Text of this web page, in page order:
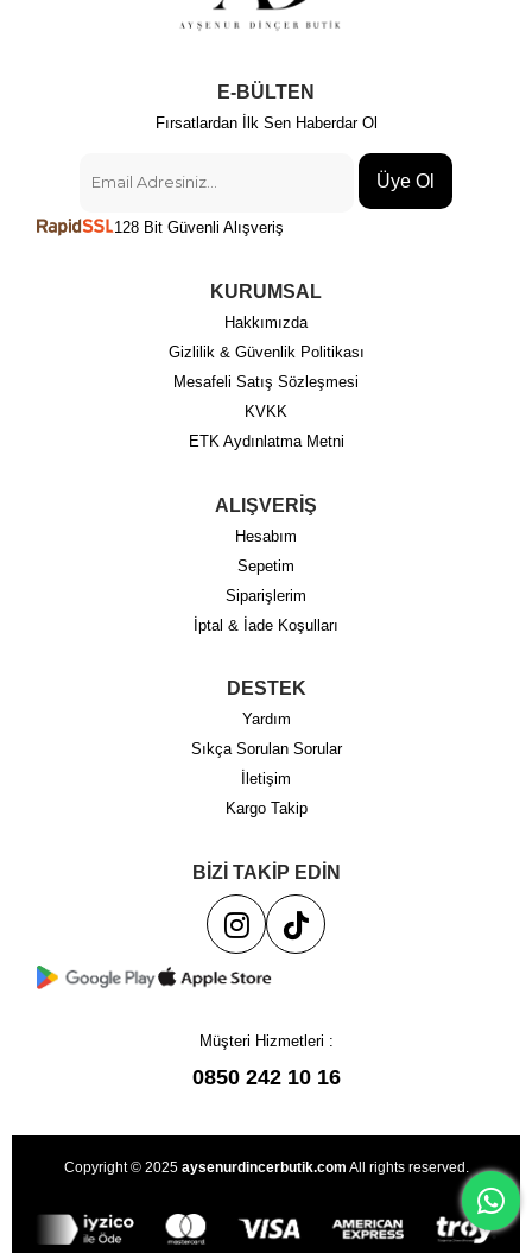
E-BÜLTEN
Fırsatlardan İlk Sen Haberdar Ol
Üye Ol
128 Bit Güvenli Alışveriş
KURUMSAL
Hakkımızda
Gizlilik & Güvenlik Politikası
Mesafeli Satış Sözleşmesi
KVKK
ETK Aydınlatma Metni
ALIŞVERİŞ
Hesabım
Sepetim
Siparişlerim
İptal & İade Koşulları
DESTEK
Yardım
Sıkça Sorulan Sorular
İletişim
Kargo Takip
BİZİ TAKİP EDİN
Müşteri Hizmetleri :
0850 242 10 16
Copyright © 2025 aysenurdincerbutik.com All rights reserved.